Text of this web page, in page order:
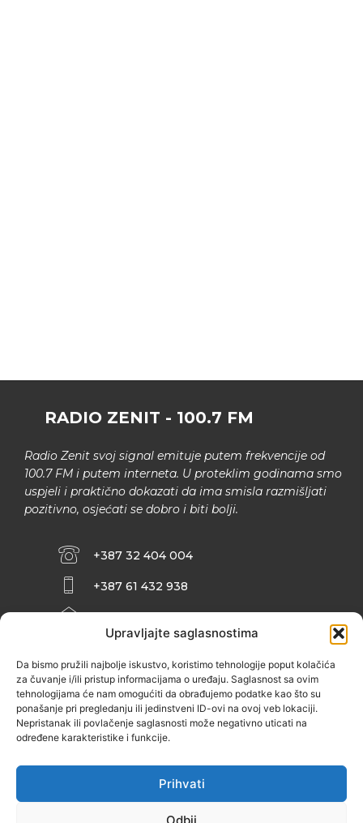
Upravljajte saglasnostima
Da bismo pružili najbolje iskustvo, koristimo tehnologije poput kolačića
za čuvanje i/ili pristup informacijama o uređaju. Saglasnost sa ovim
tehnologijama će nam omogućiti da obrađujemo podatke kao što su
ponašanje pri pregledanju ili jedinstveni ID-ovi na ovoj veb lokaciji.
Nepristanak ili povlačenje saglasnosti može negativno uticati na
određene karakteristike i funkcije.
Prihvati
Odbij
RADIO ZENIT - 100.7 FM
Radio Zenit svoj signal emituje putem frekvencije od
100.7 FM i putem interneta. U proteklim godinama smo
uspjeli i praktično dokazati da ima smisla razmišljati
pozitivno, osjećati se dobro i biti bolji.
+387 32 404 004
+387 61 432 938
INFO@ZENIT.BA
ZENIČANKA, 3. SPRAT), 72000 ZENICA